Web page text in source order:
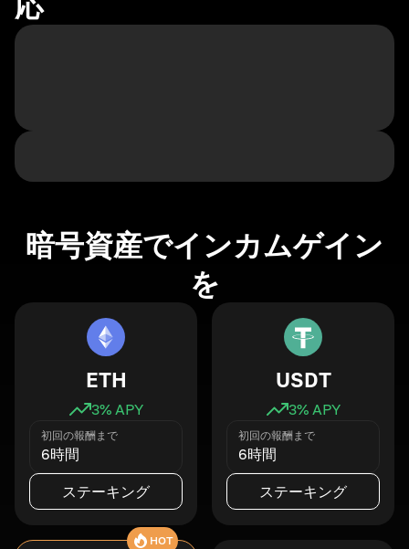
暗号資産でインカムゲイン
を
ETH
3% APY
初回の報酬まで
6時間
ステーキング
USDT
3% APY
初回の報酬まで
6時間
ステーキング
HOT